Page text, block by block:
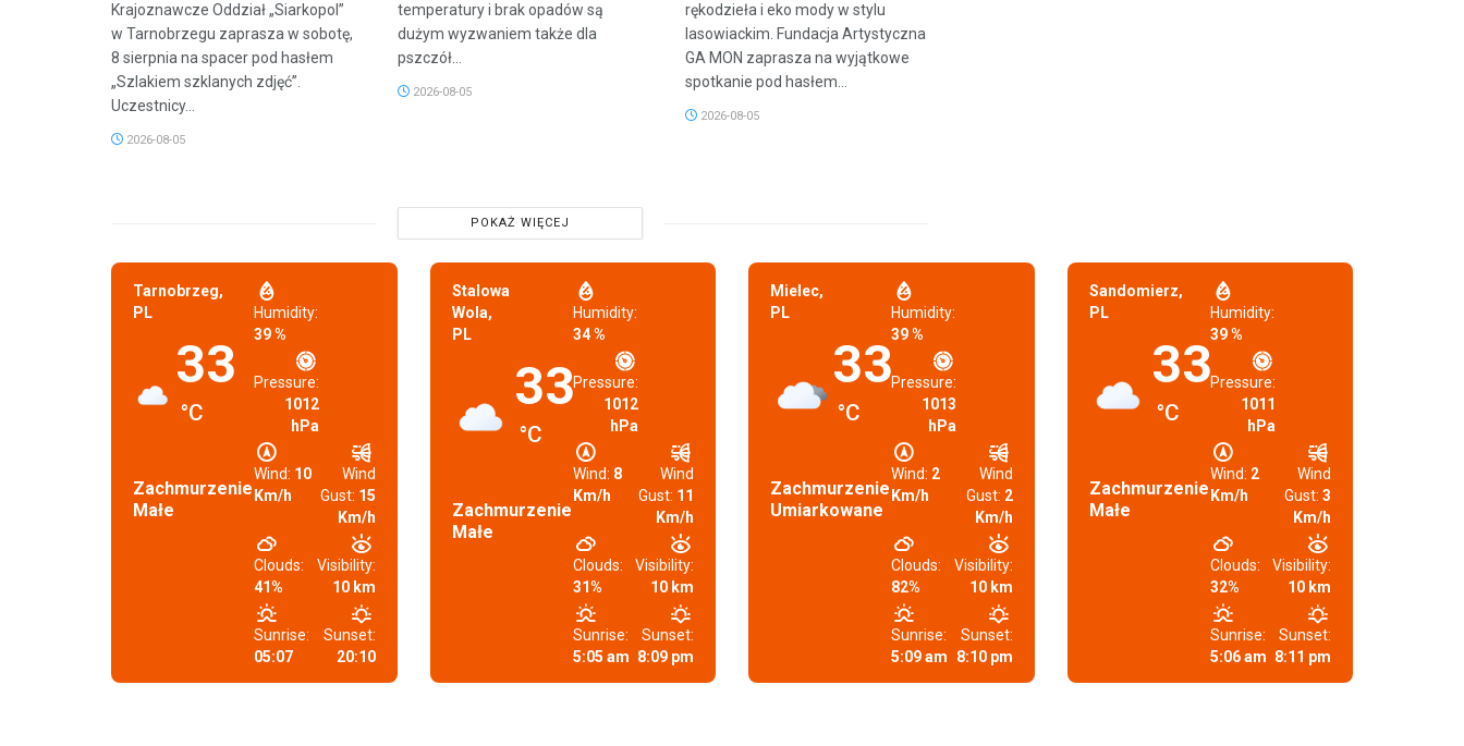
Krajoznawcze Oddział „Siarkopol”
w Tarnobrzegu zaprasza w sobotę,
8 sierpnia na spacer pod hasłem
„Szlakiem szklanych zdjęć”.
Uczestnicy...
2026-08-05
temperatury i brak opadów są
dużym wyzwaniem także dla
pszczół...
2026-08-05
rękodzieła i eko mody w stylu
lasowiackim. Fundacja Artystyczna
GA MON zaprasza na wyjątkowe
spotkanie pod hasłem...
2026-08-05
POKAŻ WIĘCEJ
Tarnobrzeg,
PL
33
°C
Zachmurzenie
Małe
Humidity:
39 %
Pressure:
1012
hPa
Wind: 10
Km/h
Wind
Gust: 15
Km/h
Clouds:
41%
Visibility:
10 km
Sunrise:
05:07
Sunset:
20:10
Stalowa
Wola,
PL
33
°C
Zachmurzenie
Małe
Humidity:
34 %
Pressure:
1012
hPa
Wind: 8
Km/h
Wind
Gust: 11
Km/h
Clouds:
31%
Visibility:
10 km
Sunrise:
5:05 am
Sunset:
8:09 pm
Mielec,
PL
33
°C
Zachmurzenie
Umiarkowane
Humidity:
39 %
Pressure:
1013
hPa
Wind: 2
Km/h
Wind
Gust: 2
Km/h
Clouds:
82%
Visibility:
10 km
Sunrise:
5:09 am
Sunset:
8:10 pm
Sandomierz,
PL
33
°C
Zachmurzenie
Małe
Humidity:
39 %
Pressure:
1011
hPa
Wind: 2
Km/h
Wind
Gust: 3
Km/h
Clouds:
32%
Visibility:
10 km
Sunrise:
5:06 am
Sunset:
8:11 pm